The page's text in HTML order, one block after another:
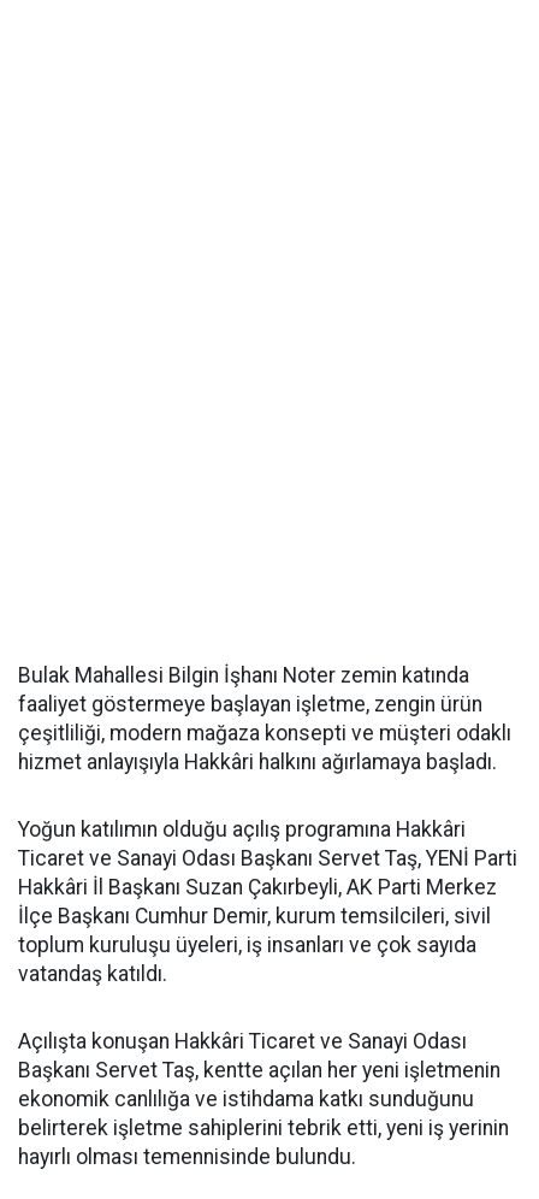
Bulak Mahallesi Bilgin İşhanı Noter zemin katında
faaliyet göstermeye başlayan işletme, zengin ürün
çeşitliliği, modern mağaza konsepti ve müşteri odaklı
hizmet anlayışıyla Hakkâri halkını ağırlamaya başladı.
Yoğun katılımın olduğu açılış programına Hakkâri
Ticaret ve Sanayi Odası Başkanı Servet Taş, YENİ Parti
Hakkâri İl Başkanı Suzan Çakırbeyli, AK Parti Merkez
İlçe Başkanı Cumhur Demir, kurum temsilcileri, sivil
toplum kuruluşu üyeleri, iş insanları ve çok sayıda
vatandaş katıldı.
Açılışta konuşan Hakkâri Ticaret ve Sanayi Odası
Başkanı Servet Taş, kentte açılan her yeni işletmenin
ekonomik canlılığa ve istihdama katkı sunduğunu
belirterek işletme sahiplerini tebrik etti, yeni iş yerinin
hayırlı olması temennisinde bulundu.